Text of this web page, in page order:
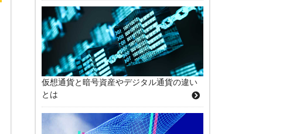
仮想通貨と暗号資産やデジタル通貨の違い
とは